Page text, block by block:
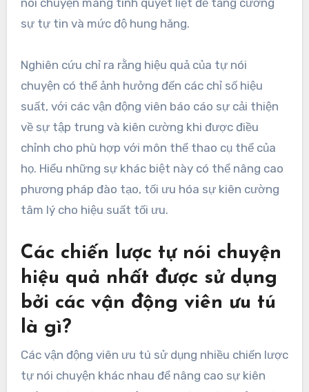
sự tự tin và mức độ hung hăng.
Nghiên cứu chỉ ra rằng hiệu quả của tự nói
chuyện có thể ảnh hưởng đến các chỉ số hiệu
suất, với các vận động viên báo cáo sự cải thiện
về sự tập trung và kiên cường khi được điều
chỉnh cho phù hợp với môn thể thao cụ thể của
họ. Hiểu những sự khác biệt này có thể nâng cao
phương pháp đào tạo, tối ưu hóa sự kiên cường
tâm lý cho hiệu suất tối ưu.
Các chiến lược tự nói chuyện
hiệu quả nhất được sử dụng
bởi các vận động viên ưu tú
là gì?
Các vận động viên ưu tú sử dụng nhiều chiến lược
tự nói chuyện khác nhau để nâng cao sự kiên